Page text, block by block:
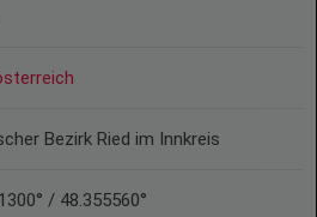
Bezirk Ried im Innkreis
/ 48.355560°